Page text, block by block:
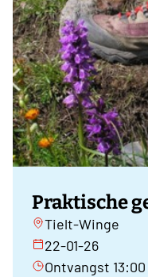
Praktische
Tielt-Winge
22-01-26
Ontvangst 13:00